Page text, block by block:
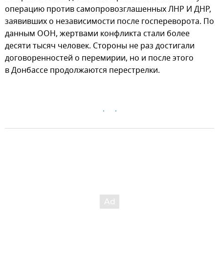
операцию против самопровозглашенных ЛНР И ДНР,
заявивших о независимости после госпереворота. По
данным ООН, жертвами конфликта стали более
десяти тысяч человек. Стороны не раз достигали
договоренностей о перемирии, но и после этого
в Донбассе продолжаются перестрелки.